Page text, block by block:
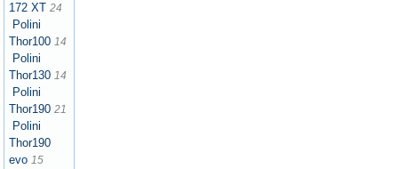
172 XT 24
Polini
Thor100 14
Polini
Thor130 14
Polini
Thor190 21
Polini
Thor190
evo 15